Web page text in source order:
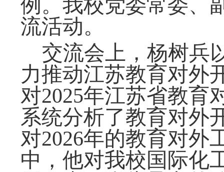
例。我校党委常委、
流活动。
交流会上，杨树兵
力推动江苏教育对外
对2025年江苏省教育
系统分析了教育对外
对2026年的教育对外
中，他对我校国际化